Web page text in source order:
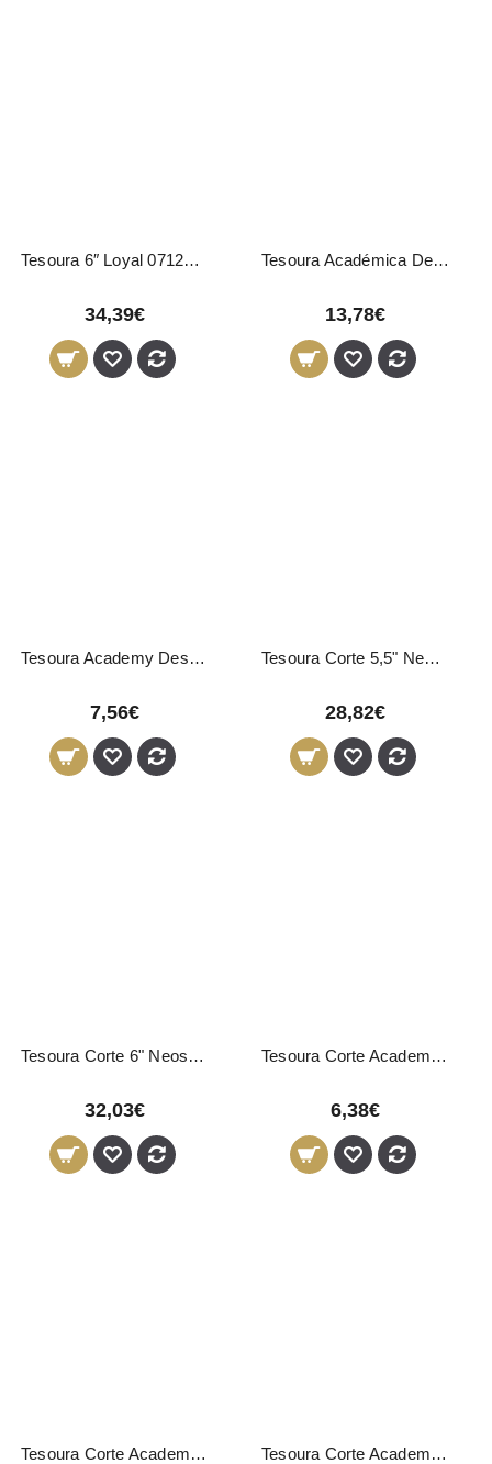
Tesoura 6″ Loyal 07120 Eurostil
34,39€
Tesoura Académica Desbaste 6" 02809 Eurostil
13,78€
Tesoura Academy Desbaste 1 Lado
7,56€
Tesoura Corte 5,5" Neostar 06964 Eurostil
28,82€
Tesoura Corte 6" Neostar 06965 Eurostil
32,03€
Tesoura Corte Academy 5,5"
6,38€
Tesoura Corte Academy 6" Tesoura Corte Academy Premium 5"